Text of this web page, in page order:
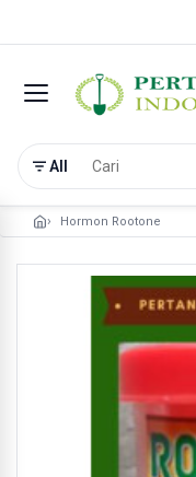
All
Hormon Rootone